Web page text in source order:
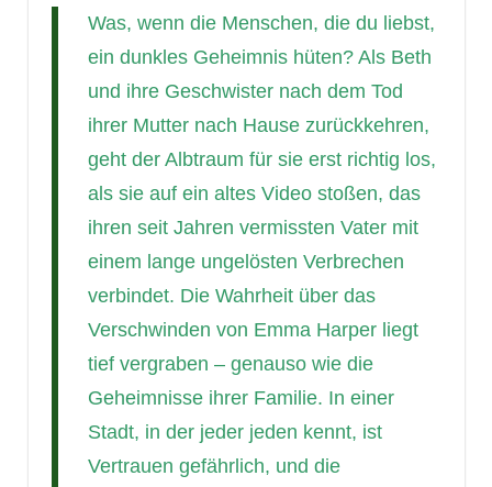
Was, wenn die Menschen, die du liebst,
ein dunkles Geheimnis hüten? Als Beth
und ihre Geschwister nach dem Tod
ihrer Mutter nach Hause zurückkehren,
geht der Albtraum für sie erst richtig los,
als sie auf ein altes Video stoßen, das
ihren seit Jahren vermissten Vater mit
einem lange ungelösten Verbrechen
verbindet. Die Wahrheit über das
Verschwinden von Emma Harper liegt
tief vergraben – genauso wie die
Geheimnisse ihrer Familie. In einer
Stadt, in der jeder jeden kennt, ist
Vertrauen gefährlich, und die